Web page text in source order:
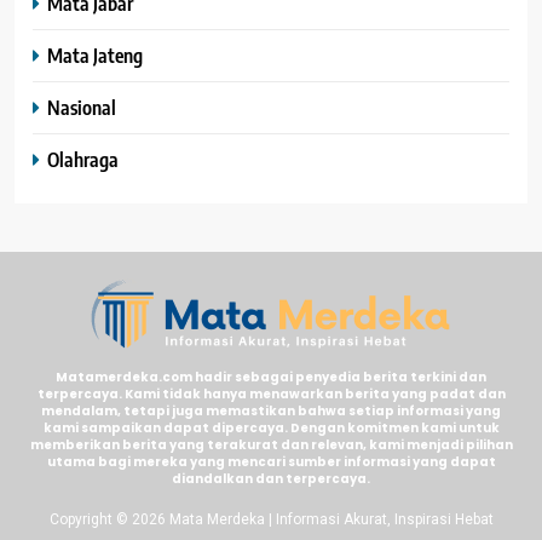
Mata Jateng
Nasional
Olahraga
Matamerdeka.com hadir sebagai penyedia berita terkini dan
terpercaya. Kami tidak hanya menawarkan berita yang padat dan
mendalam, tetapi juga memastikan bahwa setiap informasi yang
kami sampaikan dapat dipercaya. Dengan komitmen kami untuk
memberikan berita yang terakurat dan relevan, kami menjadi pilihan
utama bagi mereka yang mencari sumber informasi yang dapat
diandalkan dan terpercaya.
Copyright © 2026 Mata Merdeka | Informasi Akurat, Inspirasi Hebat